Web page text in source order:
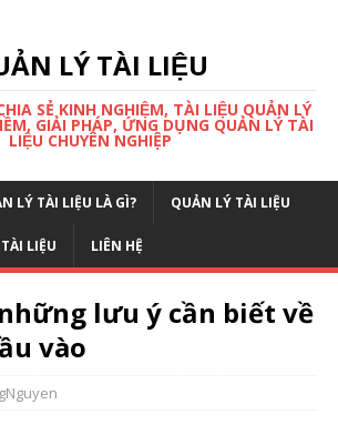
LÝ TÀI LIỆU
SẺ KINH NGHIỆM, TÀI LIỆU QUẢN LÝ
GIẢI PHÁP, ỨNG DỤNG QUẢN LÝ TÀI
LIỆU CHUYÊN NGHIỆP
LÝ TÀI LIỆU LÀ GÌ? QUẢN LÝ TÀI LIỆU
LIỆU LIÊN HỆ
lưu ý cần biết về
vào